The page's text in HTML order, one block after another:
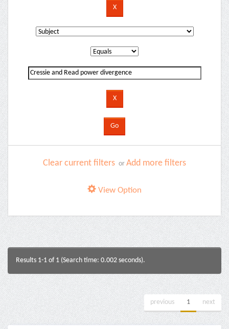
Clear current filters or Add more filters
View Option
Results 1-1 of 1 (Search time: 0.002 seconds).
previous 1 next